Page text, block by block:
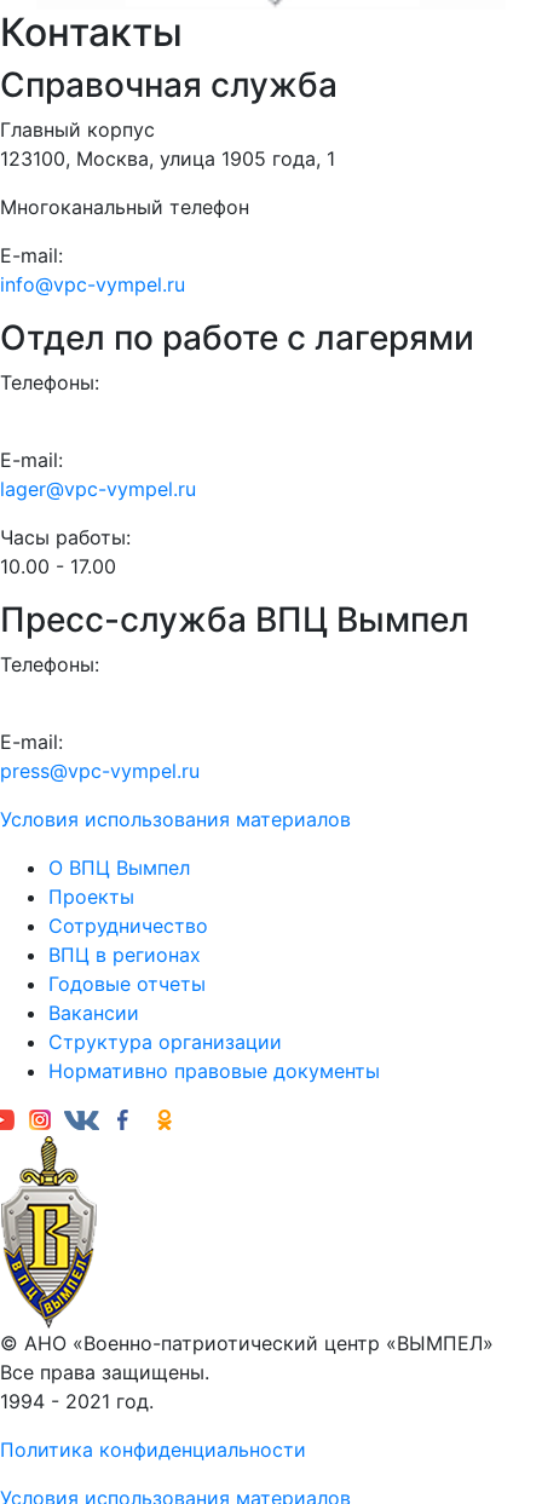
Контакты
Справочная служба
Главный корпус
123100, Москва, улица 1905 года, 1
Многоканальный телефон
E-mail:
info@vpc-vympel.ru
Отдел по работе с лагерями
Телефоны:
E-mail:
lager@vpc-vympel.ru
Часы работы:
10.00 - 17.00
Пресс-служба ВПЦ Вымпел
Телефоны:
E-mail:
press@vpc-vympel.ru
Условия использования материалов
О ВПЦ Вымпел
Проекты
Сотрудничество
ВПЦ в регионах
Годовые отчеты
Вакансии
Структура организации
Нормативно правовые документы
© АНО «Военно-патриотический центр «ВЫМПЕЛ»
Все права защищены.
1994 - 2021 год.
Политика конфиденциальности
Условия использования материалов